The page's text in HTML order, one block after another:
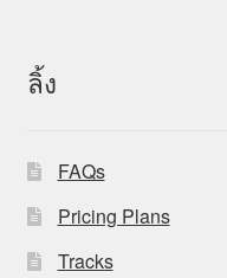
ลิ้ง
FAQs
Pricing Plans
Tracks